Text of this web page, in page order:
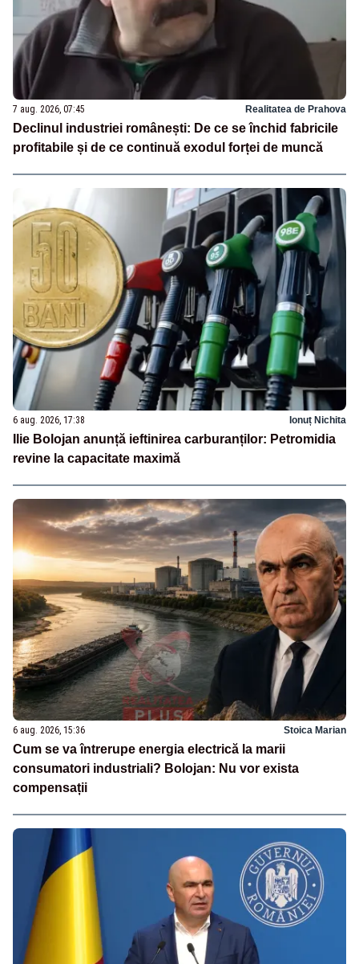
7 aug. 2026, 07:45 Realitatea de Prahova
Declinul industriei românești: De ce se închid fabricile
profitabile și de ce continuă exodul forței de muncă
6 aug. 2026, 17:38 Ionuț Nichita
Ilie Bolojan anunță ieftinirea carburanților: Petromidia
revine la capacitate maximă
6 aug. 2026, 15:36 Stoica Marian
Cum se va întrerupe energia electrică la marii
consumatori industriali? Bolojan: Nu vor exista
compensații